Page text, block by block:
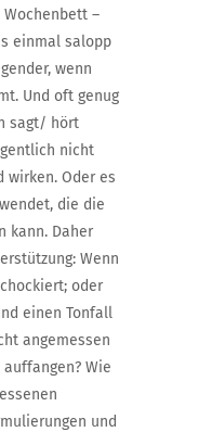
Wochenbett –
einmal salopp
wenn
Und oft genug
sagt/ hört
nicht
wirken. Oder es
die die
kann. Daher
Wenn
oder
einen Tonfall
angemessen
Wie
und